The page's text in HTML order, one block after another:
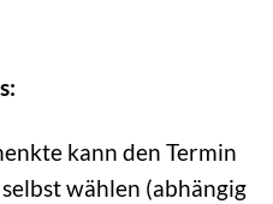
kann den Termin
wählen (abhängig